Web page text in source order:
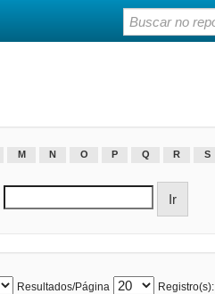
M N O P Q R S
Resultados/Página Registro(s):